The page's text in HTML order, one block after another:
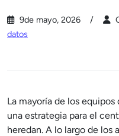
9de mayo, 2026
datos
La mayoría de los
una estrategia para el
heredan. A lo largo de los